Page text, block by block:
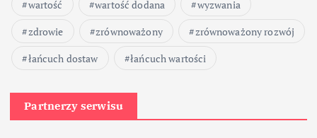
wartość
wartość dodana
wyzwania
zdrowie
zrównoważony
zrównoważony rozwój
łańcuch dostaw
łańcuch wartości
Partnerzy serwisu